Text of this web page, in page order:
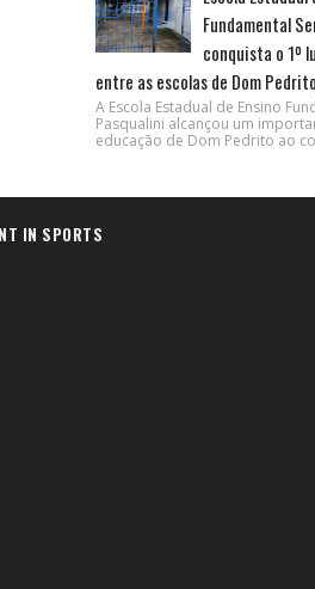
Fundamental
conquista o 1º
entre as escolas de Dom Pedrito
A Escola Estadual de Ensino
Pasqualini alcançou um
educação de Dom Pedrito ao
IN SPORTS